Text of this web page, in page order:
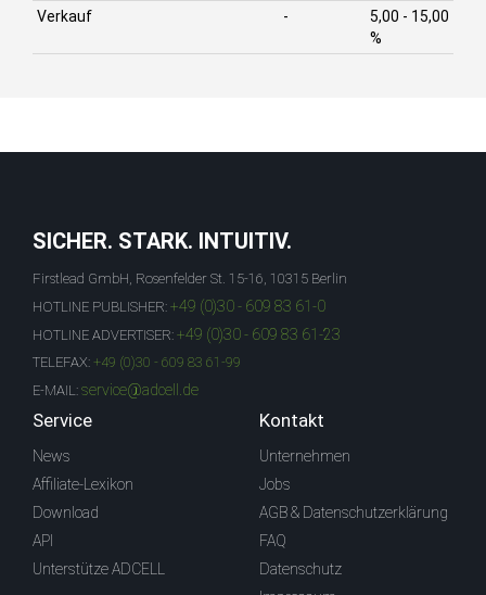
Verkauf
-
5,00 - 15,00
%
SICHER. STARK. INTUITIV.
Firstlead GmbH, Rosenfelder St. 15-16, 10315 Berlin
HOTLINE PUBLISHER: +49 (0)30 - 609 83 61-0
HOTLINE ADVERTISER: +49 (0)30 - 609 83 61-23
TELEFAX: +49 (0)30 - 609 83 61-99
E-MAIL: service@adcell.de
Service
News
Affiliate-Lexikon
Download
API
Unterstütze ADCELL
Kontakt
Unternehmen
Jobs
AGB & Datenschutzerklärung
FAQ
Datenschutz